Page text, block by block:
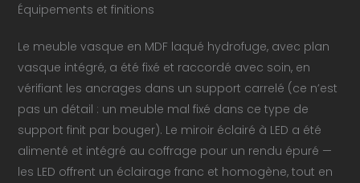
Équipements et finitions
Le meuble vasque en MDF laqué hydrofuge, avec plan
vasque intégré, a été fixé et raccordé avec soin, en
vérifiant les ancrages dans un support carrelé (ce n’est
pas un détail : un meuble mal fixé dans ce type de
support finit par bouger). Le miroir éclairé à LED a été
alimenté et intégré au coffrage pour un rendu épuré —
les LED offrent un éclairage franc et homogène, tout en